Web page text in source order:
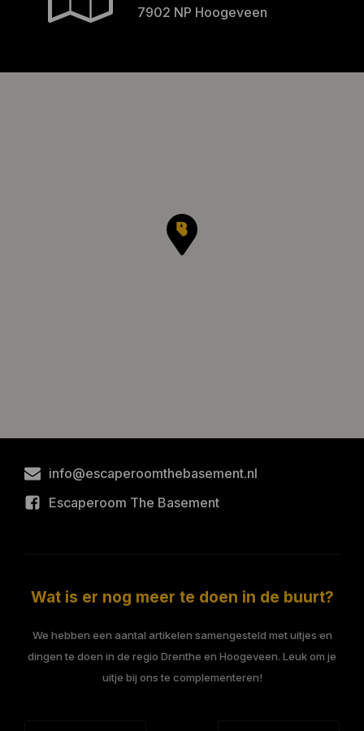
7902 NP Hoogeveen
info@escaperoomthebasement.nl
Escaperoom The Basement
Wat is er nog meer te doen in de buurt?
We hebben een aantal artikelen samengesteld met uitjes en
dingen te doen in de regio Drenthe en Hoogeveen. Leuk om je
uitje bij ons te complementeren!